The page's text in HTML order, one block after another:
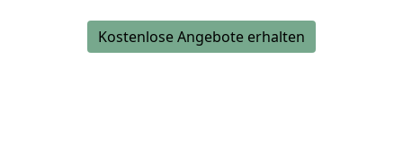
Kostenlose Angebote erhalten